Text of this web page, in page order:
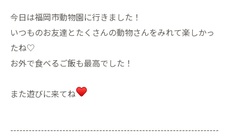
今日は福岡市動物園に行きました！
いつものお友達とたくさんの動物さんをみれて楽しかっ
たね♡
お外で食べるご飯も最高でした！
また遊びに来てね
--------------------------------------------------------------------